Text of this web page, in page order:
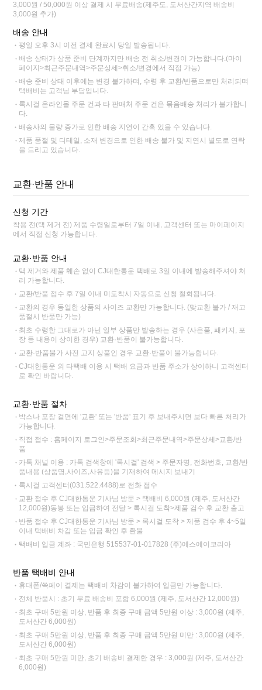
3,000원 / 50,000원 이상 결제 시 무료배송(제주도, 도서산간지역 배송비
3,000원 추가)
배송 안내
평일 오후 3시 이전 결제 완료시 당일 발송됩니다.
배송 상태가 상품 준비 단계까지만 배송 전 취소/변경이 가능합니다.(마이
페이지>최근주문내역>주문상세>취소/변경에서 직접 가능)
배송 준비 상태 이후에는 변경 불가하며, 수령 후 교환/반품으로만 처리되며
택배비는 고객님 부담입니다.
록시걸 온라인몰 주문 건과 타 판매처 주문 건은 묶음배송 처리가 불가합니
다.
배송사의 물량 증가로 인한 배송 지연이 간혹 있을 수 있습니다.
제품 품절 및 디테일, 소재 변경으로 인한 배송 불가 및 지연시 별도로 연락
을 드리고 있습니다.
교환·반품 안내
신청 기간
착용 전(택 제거 전) 제품 수령일로부터 7일 이내, 고객센터 또는 마이페이지
에서 직접 신청 가능합니다.
교환·반품 안내
택 제거와 제품 훼손 없이 CJ대한통운 택배로 3일 이내에 발송해주셔야 처
리 가능합니다.
교환/반품 접수 후 7일 이내 미도착시 자동으로 신청 철회됩니다.
교환의 경우 동일한 상품의 사이즈 교환만 가능합니다. (맞교환 불가 / 재고
품절시 반품만 가능)
최초 수령한 그대로가 아닌 일부 상품만 발송하는 경우 (사은품, 패키지, 포
장 등 내용이 상이한 경우) 교환·반품이 불가능합니다.
교환·반품불가 사전 고지 상품인 경우 교환·반품이 불가능합니다.
CJ대한통운 외 타택배 이용 시 택배 요금과 반품 주소가 상이하니 고객센터
로 확인 바랍니다.
교환·반품 절차
박스나 포장 겉면에 '교환' 또는 '반품' 표기 후 보내주시면 보다 빠른 처리가
가능합니다.
직접 접수 : 홈페이지 로그인>주문조회>최근주문내역>주문상세>교환/반
품
카톡 채널 이용 : 카톡 검색창에 '록시걸' 검색 > 주문자명, 전화번호, 교환/반
품내용 (상품명,사이즈,사유등)을 기재하여 메시지 보내기
록시걸 고객센터(031.522.4488)로 전화 접수
교환 접수 후 CJ대한통운 기사님 방문 > 택배비 6,000원 (제주, 도서산간
12,000원)동봉 또는 입금하여 전달 > 록시걸 도착>제품 검수 후 교환 출고
반품 접수 후 CJ대한통운 기사님 방문 > 록시걸 도착 > 제품 검수 후 4~5일
이내 택배비 차감 또는 입금 확인 후 환불
택배비 입금 계좌 : 국민은행 515537-01-017828 (주)에스에이코리아
반품 택배비 안내
휴대폰/쓱페이 결제는 택배비 차감이 불가하여 입금만 가능합니다.
전체 반품시 : 초기 무료 배송비 포함 6,000원 (제주, 도서산간 12,000원)
최초 구매 5만원 이상, 반품 후 최종 구매 금액 5만원 이상 : 3,000원 (제주,
도서산간 6,000원)
최초 구매 5만원 이상, 반품 후 최종 구매 금액 5만원 미만 : 3,000원 (제주,
도서산간 6,000원)
최초 구매 5만원 미만, 초기 배송비 결제한 경우 : 3,000원 (제주, 도서산간
6,000원)